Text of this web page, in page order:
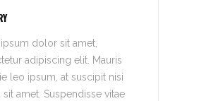
dolor sit amet,
adipiscing elit. Mauris
leo ipsum, at suscipit nisi
sit amet. Suspendisse vitae